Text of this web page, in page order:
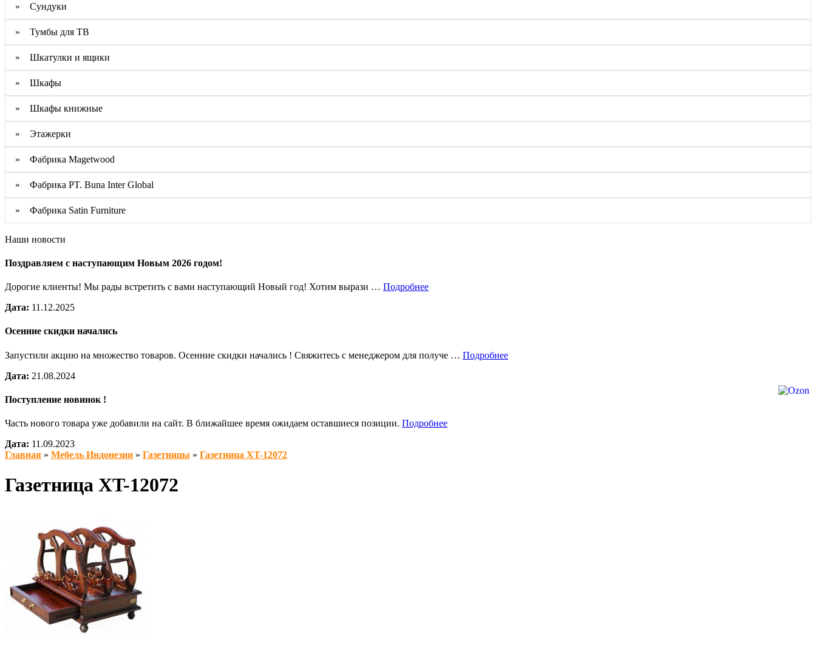
» Сундуки
» Тумбы для ТВ
» Шкатулки и ящики
» Шкафы
» Шкафы книжные
» Этажерки
» Фабрика Magetwood
» Фабрика PT. Buna Inter Global
» Фабрика Satin Furniture
Наши новости
Поздравляем с наступающим Новым 2026 годом!
Дорогие клиенты! Мы рады встретить с вами наступающий Новый год! Хотим вырази … Подробнее
Дата: 11.12.2025
Осенние скидки начались
Запустили акцию на множество товаров. Осенние скидки начались ! Свяжитесь с менеджером для получе … Подробнее
Дата: 21.08.2024
Поступление новинок !
Часть нового товара уже добавили на сайт. В ближайшее время ожидаем оставшиеся позиции. Подробнее
Дата: 11.09.2023
Главная » Мебель Индонезии » Газетницы » Газетница XT-12072
Газетница XT-12072